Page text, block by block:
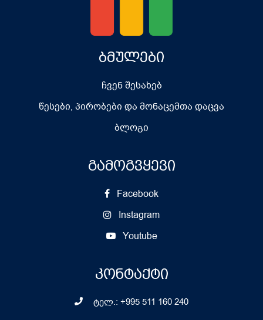
ბმულები
ჩვენ შესახებ
წესები, პირობები და მონაცემთა დაცვა
ბლოგი
გამოგვყევი
Facebook
Instagram
Youtube
კონტაქტი
ტელ.: +995 511 160 240